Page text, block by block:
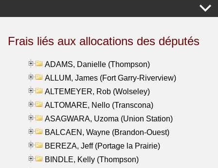
Frais liés aux allocations des députés
ADAMS, Danielle (Thompson)
ALLUM, James (Fort Garry-Riverview)
ALTEMEYER, Rob (Wolseley)
ALTOMARE, Nello (Transcona)
ASAGWARA, Uzoma (Union Station)
BALCAEN, Wayne (Brandon-Ouest)
BEREZA, Jeff (Portage la Prairie)
BINDLE, Kelly (Thompson)